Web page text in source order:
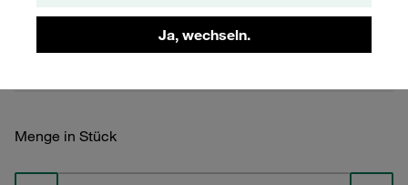
Ja, wechseln.
Technische Daten ansehen
Menge in Stück